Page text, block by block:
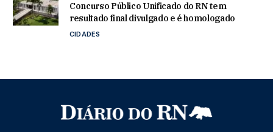
Concurso Público Unificado do RN tem
resultado final divulgado e é homologado
CIDADES